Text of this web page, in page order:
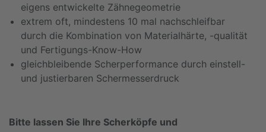
eigens entwickelte Zähnegeometrie
extrem oft, mindestens 10 mal nachschleifbar
durch die Kombination von Materialhärte, -qualität
und Fertigungs-Know-How
gleichbleibende Scherperformance durch einstell-
und justierbaren Schermesserdruck
Bitte lassen Sie Ihre Scherköpfe und